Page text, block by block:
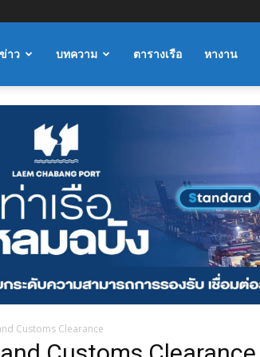
ข่าว บทความ ตารางเรือ หางาน
Customs Clearance